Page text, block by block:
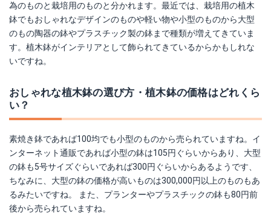
為のものと栽培用のものと分かれます。最近では、栽培用の植木
鉢でもおしゃれなデザインのものや軽い物や小型のものから大型
のもの陶器の鉢やプラスチック製の鉢まで種類が増えてきていま
す。植木鉢がインテリアとして飾られてきているからかもしれな
いですね。
おしゃれな植木鉢の選び方・植木鉢の価格はどれくら
い？
素焼き鉢であれば100均でも小型のものから売られていますね。イ
ンターネット通販であれば小型の鉢は105円ぐらいからあり、大型
の鉢も5号サイズぐらいであれば300円ぐらいからあるようです、
ちなみに、大型の鉢の価格が高いものは300,000円以上のものもあ
るみたいですね。 また、プランターやプラスチックの鉢も80円前
後から売られていますね。